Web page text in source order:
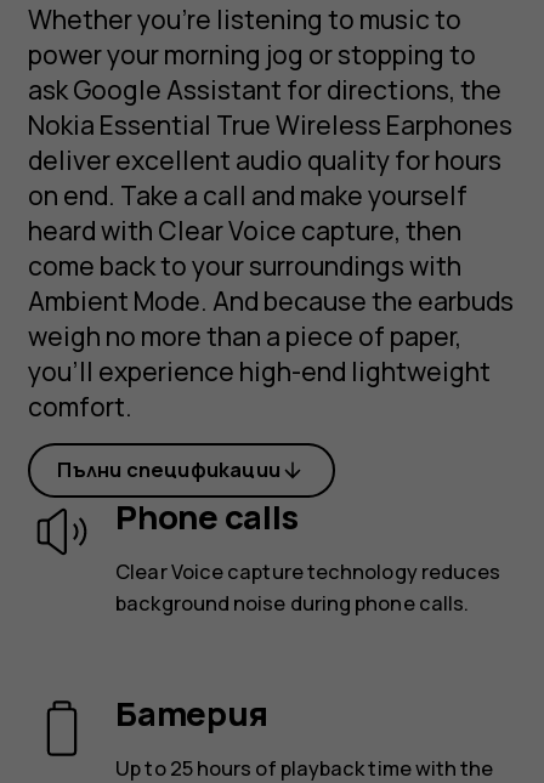
Whether you’re listening to music to
power your morning jog or stopping to
ask Google Assistant for directions, the
Nokia Essential True Wireless Earphones
deliver excellent audio quality for hours
on end. Take a call and make yourself
heard with Clear Voice capture, then
come back to your surroundings with
Ambient Mode. And because the earbuds
weigh no more than a piece of paper,
you’ll experience high-end lightweight
comfort.
Пълни спецификации
Phone calls
Clear Voice capture technology reduces
background noise during phone calls.
Батерия
Up to 25 hours of playback time with the